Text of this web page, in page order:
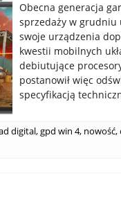
Obecna generacja
sprzedaży w grudniu
swoje urządzenia
kwestii mobilnych
debiutujące
postanowił więc
specyfikacją
digital,gpd win 4, nowość,